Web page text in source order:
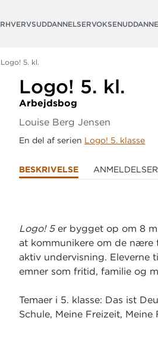
Logo! 5. kl.
Logo! 5. kl.
Arbejdsbog
Louise Berg Jensen
En del af serien Logo! 5. klasse
BESKRIVELSE ANMELDELSER
Logo! 5er bygget op om 8
at kommunikere om de
aktiv undervisning. Eleverne
emner som fritid, familie og
Temaer i 5. klasse: Das ist
Schule, Meine Freizeit,